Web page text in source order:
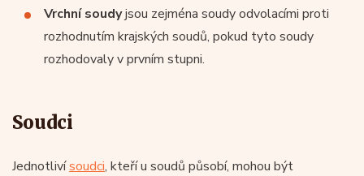
Vrchní soudyjsou zejména soudy odvolacími proti
rozhodnutím krajských soudů, pokud tyto soudy
rozhodovaly v prvním stupni.
Soudci
Jednotlivísoudci, kteří u soudů působí, mohou být